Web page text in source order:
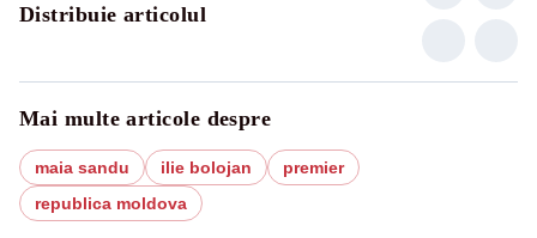
Distribuie articolul
Mai multe articole despre
maia sandu ilie bolojan
premier
republica moldova